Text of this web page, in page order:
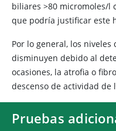
biliares >80 micromoles/l
que podría justificar este
Por lo general, los
disminuyen debido al
ocasiones, la atrofia o
descenso de actividad de
Pruebas